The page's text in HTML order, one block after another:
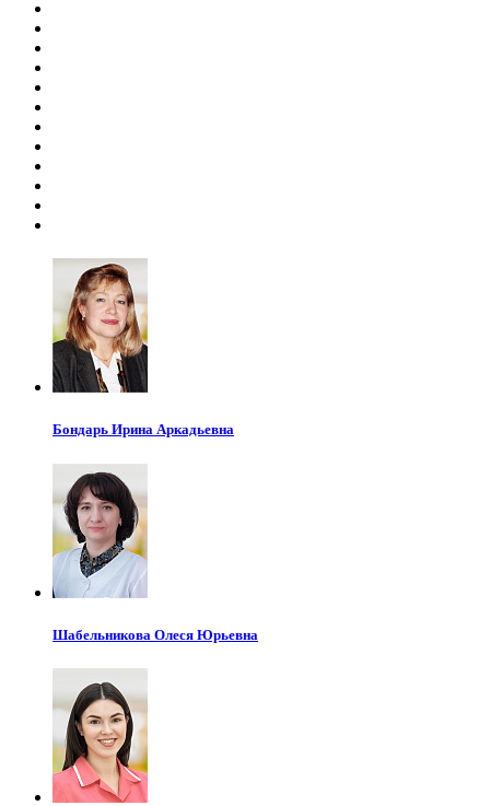
Бондарь Ирина Аркадьевна
Шабельникова Олеся Юрьевна